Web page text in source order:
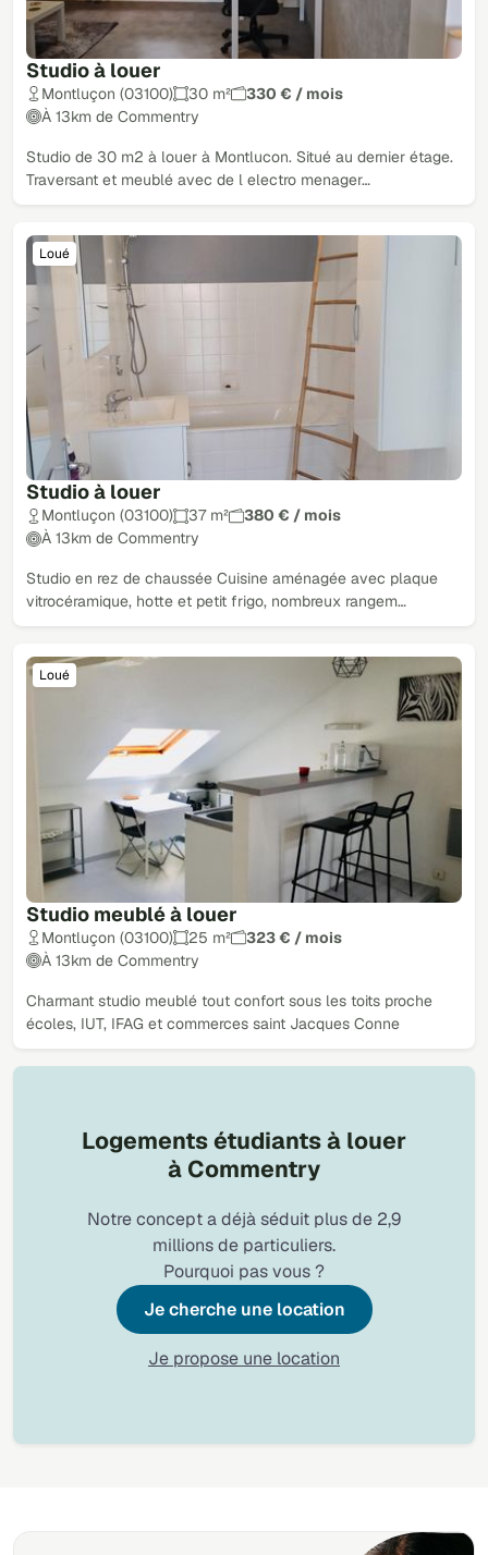
Studio à louer
Montluçon (03100) 30 m²
330 € / mois
À 13km de Commentry
Studio de 30 m2 à louer à Montlucon. Situé au dernier étage.
Traversant et meublé avec de l electro menager…
Studio à louer
Loué
Montluçon (03100) 37 m²
380 € / mois
À 13km de Commentry
Studio en rez de chaussée Cuisine aménagée avec plaque
vitrocéramique, hotte et petit frigo, nombreux rangem…
Studio meublé à louer
Loué
Montluçon (03100) 25 m²
323 € / mois
À 13km de Commentry
Charmant studio meublé tout confort sous les toits proche
écoles, IUT, IFAG et commerces saint Jacques Conne
Logements étudiants à louer
à Commentry
Notre concept a déjà séduit plus de 2,9
millions de particuliers.
Pourquoi pas vous ?
Je cherche une location
Je propose une location